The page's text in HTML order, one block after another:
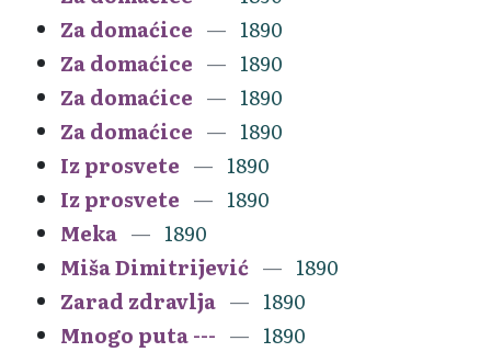
Za domaćice
1890
Za domaćice
1890
Za domaćice
1890
Za domaćice
1890
Iz prosvete
1890
Iz prosvete
1890
Meka
1890
Miša Dimitrijević
1890
Zarad zdravlja
1890
Mnogo puta ---
1890